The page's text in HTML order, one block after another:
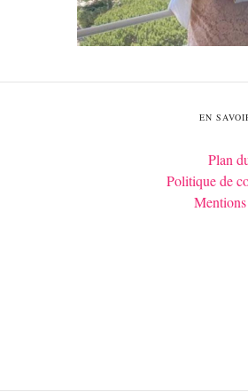
EN
Plan
Politique de